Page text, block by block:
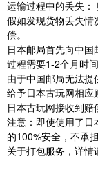
运输过程中的丢失：
假如发现货物丢失
偿。
日本邮局首先向中
过程需要1-2个月时间
由于中国邮局无法
给予日本古玩网相应
日本古玩网接收到赔
注意：即使使用了日
的100%安全，不承
关于打包服务，详情